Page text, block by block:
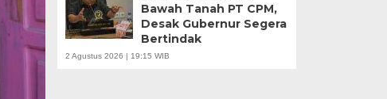
Bawah Tanah PT CPM,
Desak Gubernur Segera
Bertindak
2 Agustus 2026 | 19:15 WIB